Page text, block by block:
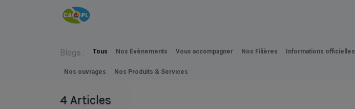
Blogs : Tous Nos Évènements Vous accompagner Nos Filières Informations officielles
Nos ouvrages Nos Produits & Services
4 Articles